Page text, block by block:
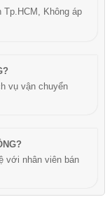
Tp.HCM, Không áp
vụ vận chuyển
với nhân viên bán